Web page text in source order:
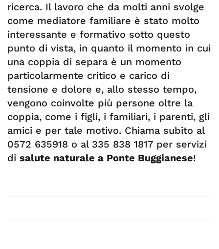
ricerca. Il lavoro che da molti anni svolge
come mediatore familiare è stato molto
interessante e formativo sotto questo
punto di vista, in quanto il momento in cui
una coppia di separa è un momento
particolarmente critico e carico di
tensione e dolore e, allo stesso tempo,
vengono coinvolte più persone oltre la
coppia, come i figli, i familiari, i parenti, gli
amici e per tale motivo. Chiama subito al
0572 635918 o al 335 838 1817 per servizi
di salute naturale a Ponte Buggianese!